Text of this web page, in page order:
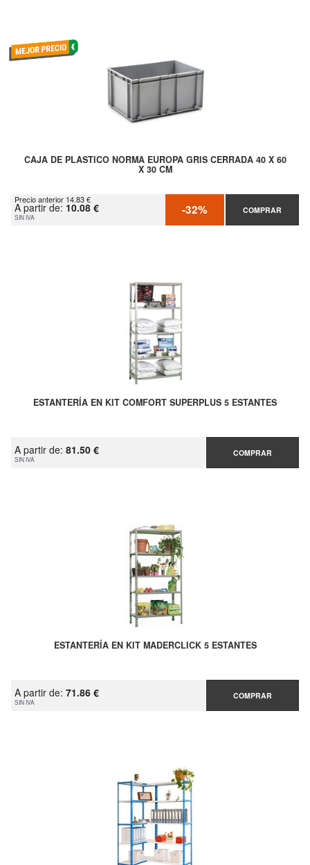
CAJA DE PLASTICO NORMA EUROPA GRIS CERRADA 40 X 60
X 30 CM
Precio anterior 14.83 €
A partir de: 10.08 €
SIN IVA -32% COMPRAR
ESTANTERÍA EN KIT COMFORT SUPERPLUS 5 ESTANTES
A partir de: 81.50 €
SIN IVA
COMPRAR
ESTANTERÍA EN KIT MADERCLICK 5 ESTANTES
A partir de: 71.86 €
SIN IVA
COMPRAR